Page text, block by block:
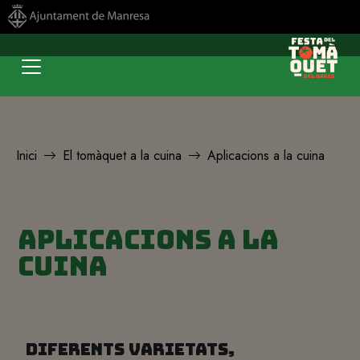
Inici El tomàquet a la cuina Aplicacions a la cuina
Aplicacions a la
cuina
Diferents varietats,